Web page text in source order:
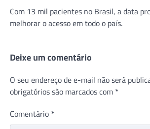
Com 13 mil pacientes no Brasil, a data
melhorar o acesso em todo o país.
Deixe um comentário
O seu endereço de e-mail não será
obrigatórios são marcados com *
Comentário *